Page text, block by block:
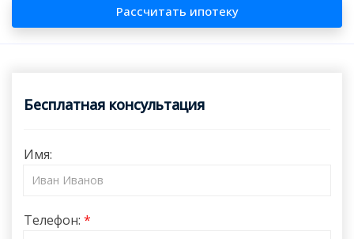
Рассчитать ипотеку
Бесплатная консультация
Имя:
Телефон: